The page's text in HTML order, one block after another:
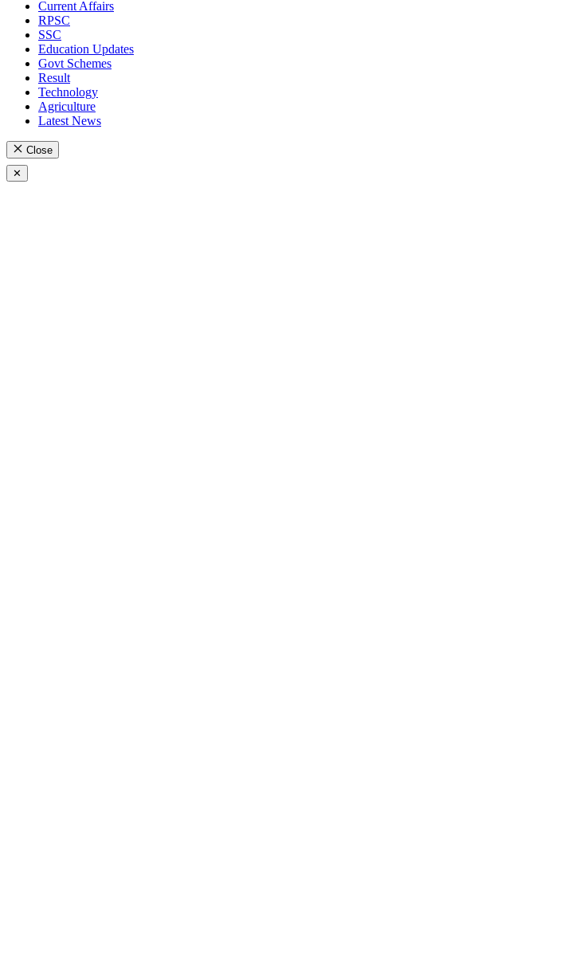
Current Affairs
RPSC
SSC
Education Updates
Govt Schemes
Result
Technology
Agriculture
Latest News
Close
✕